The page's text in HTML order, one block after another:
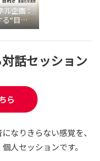
ル企画：
“目利
会』
話セッション
ら
なりきらない感覚を、
人セッションです。